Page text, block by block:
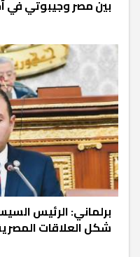
بين مصر وجيبوتي في آخر 5
برلماني: الرئيس
شكل العلاقات